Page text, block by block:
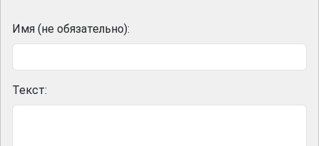
Имя (не обязательно):
Текст: